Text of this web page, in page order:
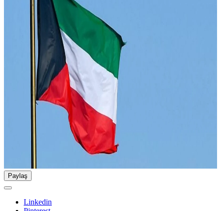
Paylaş
Linkedin